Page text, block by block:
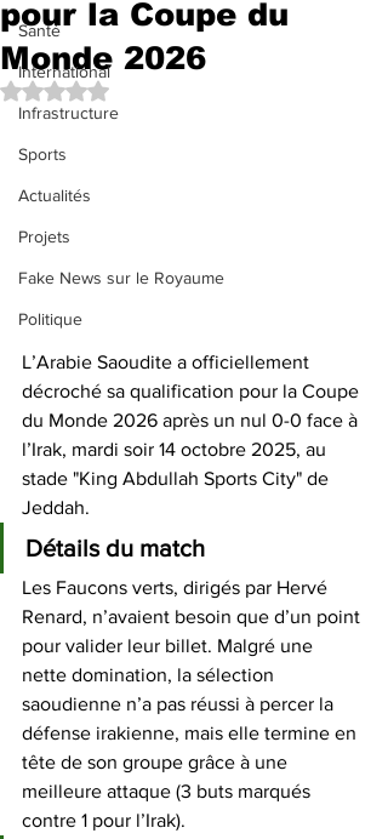
Santé
International
Infrastructure
Sports
Actualités
Projets
Fake News sur le Royaume
Politique
pour la Coupe du
Monde 2026
Noté NaN étoiles sur 5.
L’Arabie Saoudite a officiellement
décroché sa qualification pour la Coupe
du Monde 2026 après un nul 0-0 face à
l’Irak, mardi soir 14 octobre 2025, au
stade "King Abdullah Sports City" de
Jeddah.
Détails du match
Les Faucons verts, dirigés par Hervé
Renard, n’avaient besoin que d’un point
pour valider leur billet. Malgré une
nette domination, la sélection
saoudienne n’a pas réussi à percer la
défense irakienne, mais elle termine en
tête de son groupe grâce à une
meilleure attaque (3 buts marqués
contre 1 pour l’Irak).